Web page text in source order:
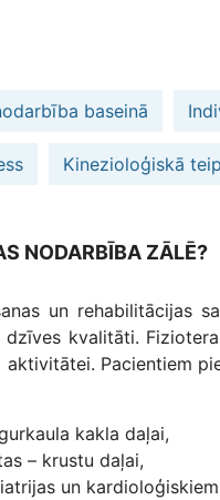
baseinā
Kinezioloģiskā
NODARBĪBA ZĀLĒ?
un rehabilitācijas
kvalitāti.
Pacientiem
kakla daļai,
– krustu daļai,
un